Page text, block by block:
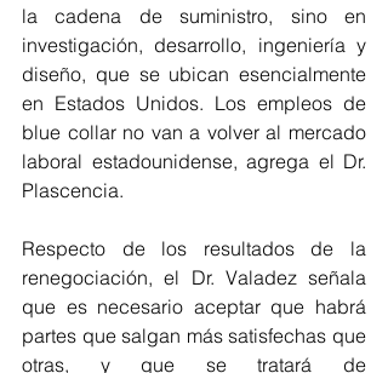
la cadena de suministro, sino en
investigación, desarrollo, ingeniería y
diseño, que se ubican esencialmente
en Estados Unidos. Los empleos de
blue collar no van a volver al mercado
laboral estadounidense, agrega el Dr.
Plascencia.
Respecto de los resultados de la
renegociación, el Dr. Valadez señala
que es necesario aceptar que habrá
partes que salgan más satisfechas que
otras, y que se tratará de